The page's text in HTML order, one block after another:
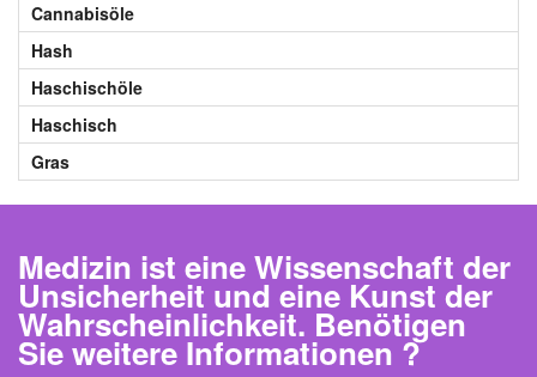
Cannabisöle
Hash
Haschischöle
Haschisch
Gras
Medizin ist eine Wissenschaft der
Unsicherheit und eine Kunst der
Wahrscheinlichkeit. Benötigen
Sie weitere Informationen ?